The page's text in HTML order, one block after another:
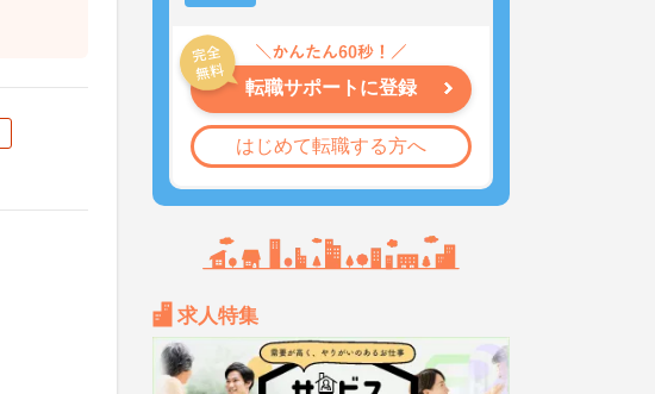
転職サポートに登録
はじめて転職する方へ
求人特集